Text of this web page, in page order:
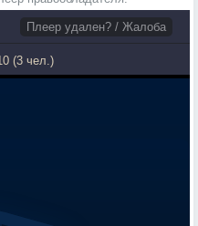
Плеер удален? / Жалоба
(3 чел.)